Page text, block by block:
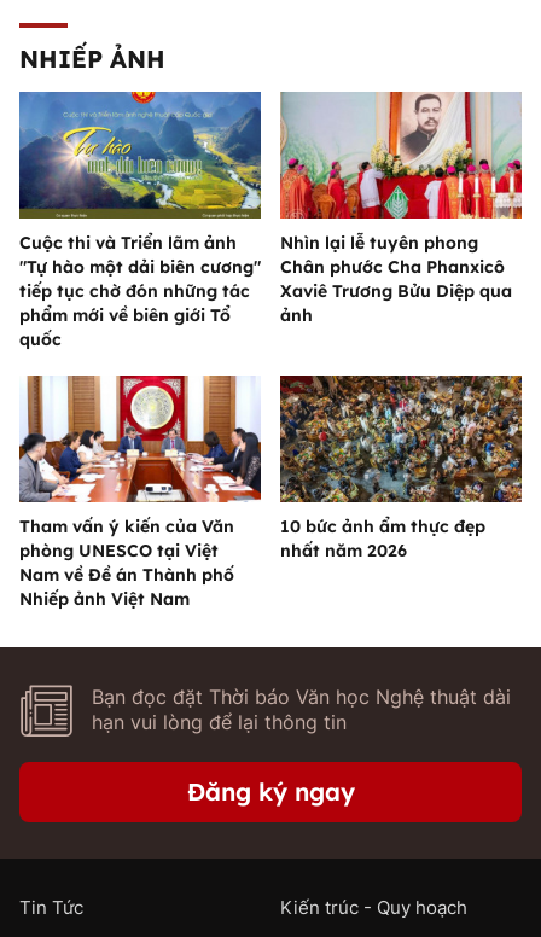
NHIẾP ẢNH
Cuộc thi và Triển lãm ảnh
"Tự hào một dải biên cương"
tiếp tục chờ đón những tác
phẩm mới về biên giới Tổ
quốc
Nhìn lại lễ tuyên phong
Chân phước Cha Phanxicô
Xaviê Trương Bửu Diệp qua
ảnh
Tham vấn ý kiến của Văn
phòng UNESCO tại Việt
Nam về Đề án Thành phố
Nhiếp ảnh Việt Nam
10 bức ảnh ẩm thực đẹp
nhất năm 2026
Bạn đọc đặt Thời báo Văn học Nghệ thuật dài
hạn vui lòng để lại thông tin
Đăng ký ngay
Tin Tức
Kiến trúc - Quy hoạch